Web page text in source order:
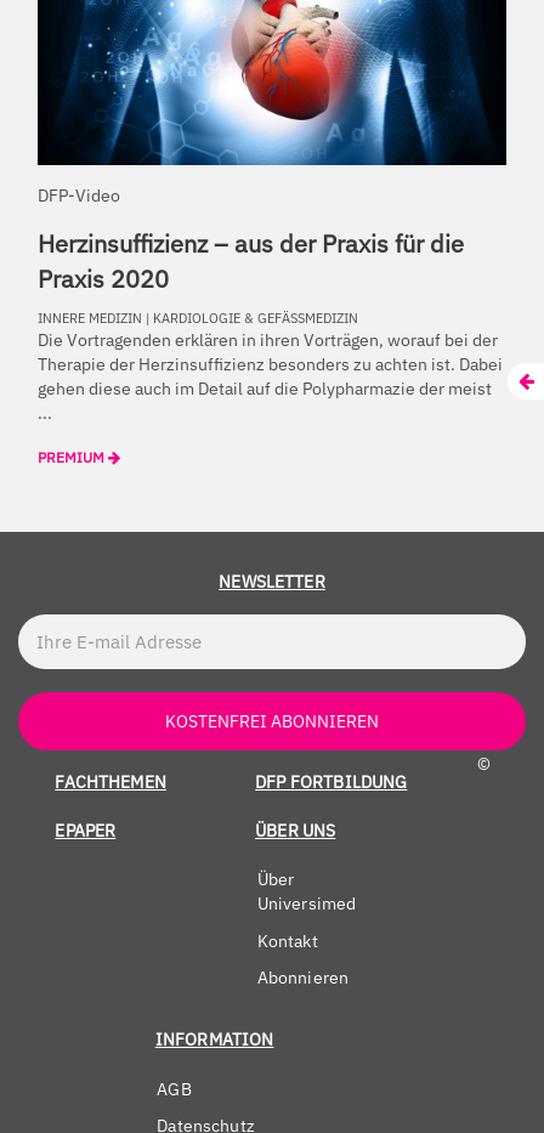
DFP-Video
Herzinsuffizienz – aus der Praxis für die
Praxis 2020
INNERE MEDIZIN | KARDIOLOGIE & GEFÄSSMEDIZIN
Die Vortragenden erklären in ihren Vorträgen, worauf bei der
Therapie der Herzinsuffizienz besonders zu achten ist. Dabei
gehen diese auch im Detail auf die Polypharmazie der meist
...
PREMIUM
NEWSLETTER
KOSTENFREI ABONNIEREN
FACHTHEMEN DFP FORTBILDUNG
EPAPER ÜBER UNS
Über
Universimed
Kontakt
Abonnieren
INFORMATION
AGB
Datenschutz
©